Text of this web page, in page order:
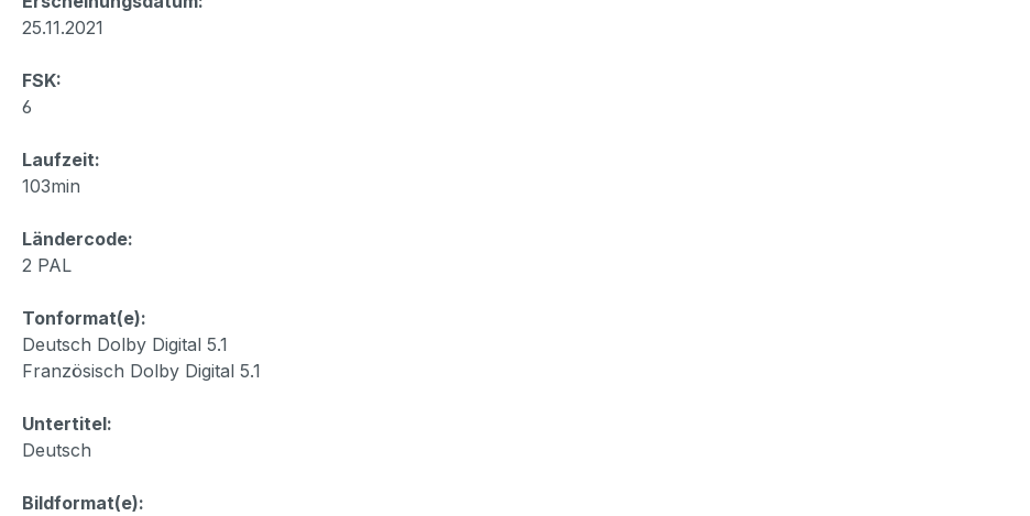
25.11.2021
FSK:
6
Laufzeit:
103min
Ländercode:
2 PAL
Tonformat(e):
Deutsch Dolby Digital 5.1
Französisch Dolby Digital 5.1
Untertitel:
Deutsch
Bildformat(e):